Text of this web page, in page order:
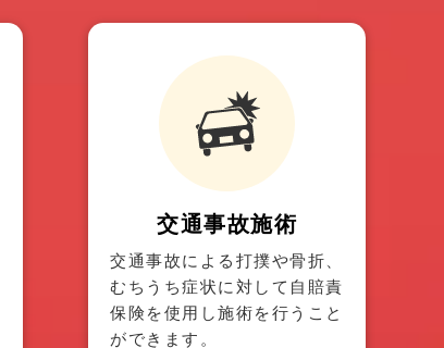
交通事故施術
交通事故による打撲や骨折、
むちうち症状に対して自賠責
保険を使用し施術を行うこと
ができます。